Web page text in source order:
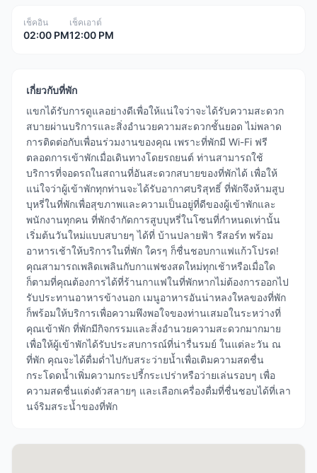
เช็คอิน
02:00 PM
เช็คเอาต์
12:00 PM
เกี่ยวกับที่พัก
แขกได้รับการดูแลอย่างดีเพื่อให้แน่ใจว่าจะได้รับความสะดวก
สบายผ่านบริการและสิ่งอำนวยความสะดวกชั้นยอด ไม่พลาด
การติดต่อกับเพื่อนร่วมงานของคุณ เพราะที่พักมี Wi-Fi ฟรี
ตลอดการเข้าพักเมื่อเดินทางโดยรถยนต์ ท่านสามารถใช้
บริการที่จอดรถในสถานที่อันสะดวกสบายของที่พักได้ เพื่อให้
แน่ใจว่าผู้เข้าพักทุกท่านจะได้รับอากาศบริสุทธิ์ ที่พักจึงห้ามสูบ
บุหรี่ในที่พักเพื่อสุขภาพและความเป็นอยู่ที่ดีของผู้เข้าพักและ
พนักงานทุกคน ที่พักจำกัดการสูบบุหรี่ในโซนที่กำหนดเท่านั้น
เริ่มต้นวันใหม่แบบสบายๆ ได้ที่ บ้านปลายฟ้า รีสอร์ท พร้อม
อาหารเช้าให้บริการในที่พัก ใครๆ ก็ชื่นชอบกาแฟแก้วโปรด!
คุณสามารถเพลิดเพลินกับกาแฟชงสดใหม่ทุกเช้าหรือเมื่อใด
ก็ตามที่คุณต้องการได้ที่ร้านกาแฟในที่พักหากไม่ต้องการออกไป
รับประทานอาหารข้างนอก เมนูอาหารอันน่าหลงใหลของที่พัก
ก็พร้อมให้บริการเพื่อความพึงพอใจของท่านเสมอในระหว่างที่
คุณเข้าพัก ที่พักมีกิจกรรมและสิ่งอำนวยความสะดวกมากมาย
เพื่อให้ผู้เข้าพักได้รับประสบการณ์ที่น่ารื่นรมย์ ในแต่ละวัน ณ
ที่พัก คุณจะได้ดื่มด่ำไปกับสระว่ายน้ำเพื่อเติมความสดชื่น
กระโดดน้ำเพิ่มความกระปรี้กระเปร่าหรือว่ายเล่นรอบๆ เพื่อ
ความสดชื่นแต่งตัวสลายๆ และเลือกเครื่องดื่มที่ชื่นชอบได้ที่เลา
นจ์ริมสระน้ำของที่พัก